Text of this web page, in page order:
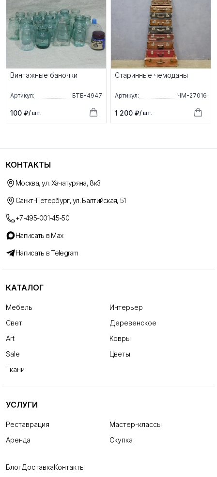
Винтажные баночки
Артикул: БТБ-4947
100 ₽/ шт.
Старинные чемоданы
Артикул: ЧМ-27016
1 200 ₽/ шт.
КОНТАКТЫ
Москва, ул. Хачатуряна, 8к3
Санкт-Петербург, ул. Балтийская, 51
+7-495-001-45-50
Написать в Max
Написать в Telegram
КАТАЛОГ
Мебель
Интерьер
Свет
Деревенское
Art
Ковры
Sale
Цветы
Ткани
УСЛУГИ
Реставрация
Мастер-классы
Аренда
Скупка
БлогДоставкаКонтакты